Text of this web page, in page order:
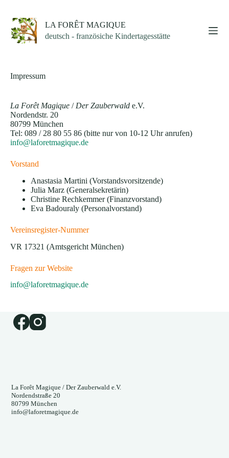
springen
LA FORÊT MAGIQUE
deutsch - französiche Kindertagesstätte
Impressum
La Forêt Magique / Der Zauberwald e.V.
Nordendstr. 20
80799 München
Tel: 089 / 28 80 55 86 (bitte nur von 10-12 Uhr anrufen)
info@laforetmagique.de
Vorstand
Anastasia Martini (Vorstandsvorsitzende)
Julia Marz (Generalsekretärin)
Christine Rechkemmer (Finanzvorstand)
Eva Badouraly (Personalvorstand)
Vereinsregister-Nummer
VR 17321 (Amtsgericht München)
Fragen zur Website
info@laforetmagique.de
La Forêt Magique / Der Zauberwald e.V.
Nordendstraße 20
80799 München
info@laforetmagique.de